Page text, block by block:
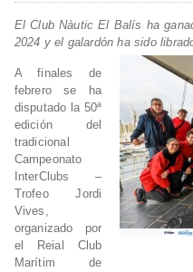
El Club Nàutic El Balís ha
2024 y el galardón ha sido
A finales de
febrero se ha
disputado la 50ª
edición del
tradicional
Campeonato
InterClubs –
Trofeo Jordi
Vives,
organizado por
el Reial Club
Marítim de